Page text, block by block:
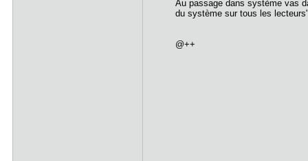
Au passage dans système vas
du système sur tous les
@++